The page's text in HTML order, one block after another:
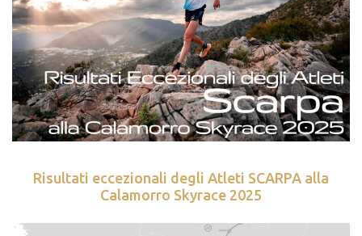
Risultati eccezionali degli Atleti SCARPA alla
Calamorro Skyrace 2025